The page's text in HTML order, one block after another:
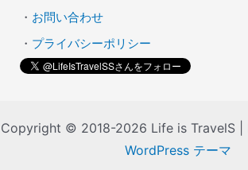
・ お問い合わせ
・ プライバシーポリシー
Copyright © 2018-2026 Life is TravelS |
WordPress テーマ